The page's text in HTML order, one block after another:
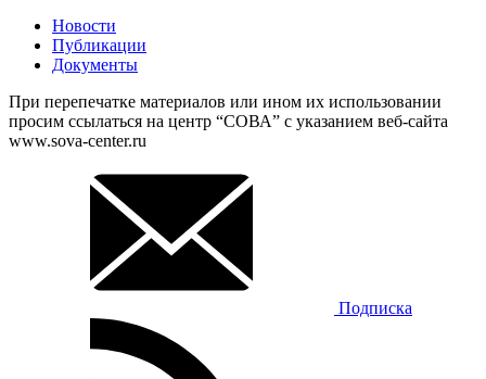
Новости
Публикации
Документы
При перепечатке материалов или ином их использовании
просим ссылаться на центр “СОВА” с указанием веб-сайта
www.sova-center.ru
Подписка